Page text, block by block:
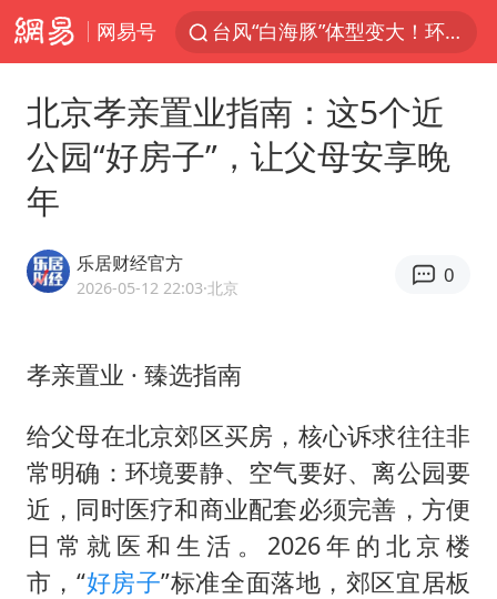
网易号
台风“白海豚”体型变大！环流面积接近13个浙江那么大
汪峰阻止14岁女儿买大牌
王力宏演唱会黄牛带观众藏匿被查获
女孩摆摊卖菌子时收到北大通知书
曝美拒绝乌增购“爱国者”导弹请求
公司“上四休三”但要降薪1000元
改名后的“青海拉面”店
北京孝亲置业指南：这5个近
公园“好房子”，让父母安享晚
年
乐居财经官方
2026-05-12 22:03·北京
0
孝亲置业 · 臻选指南
给父母在北京郊区买房，核心诉求往往非
常明确：环境要静、空气要好、离公园要
近，同时医疗和商业配套必须完善，方便
日常就医和生活。2026年的北京楼
市，“好房子”标准全面落地，郊区宜居板